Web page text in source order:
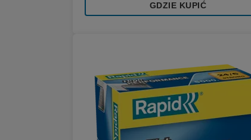
GDZIE KUPIĆ